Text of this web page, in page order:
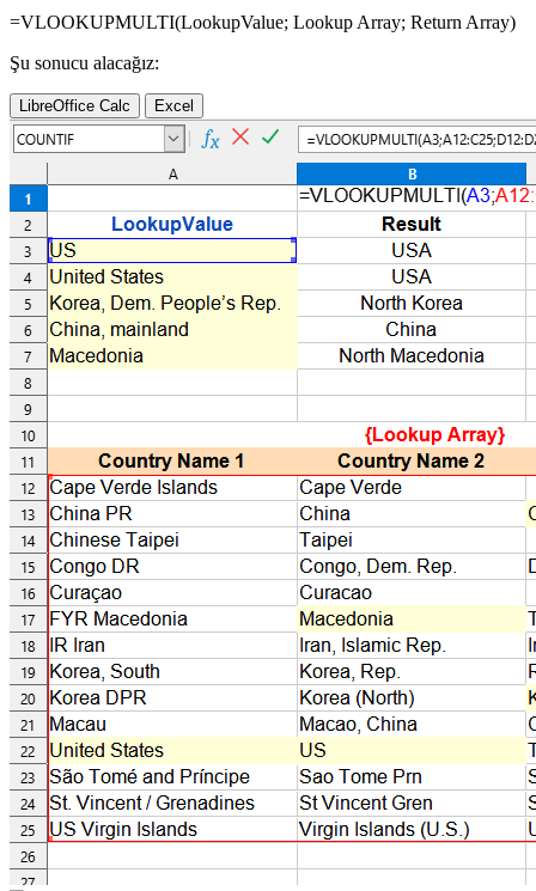
=VLOOKUPMULTI(LookupValue; Lookup Array; Return Array)
Şu sonucu alacağız:
LibreOffice Calc Excel